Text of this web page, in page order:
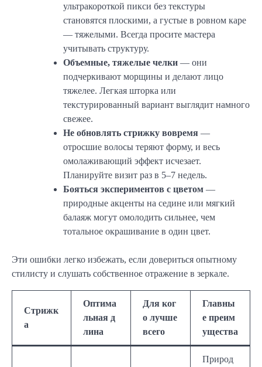
ультракороткой пикси без текстуры
становятся плоскими, а густые в ровном каре
— тяжелыми. Всегда просите мастера
учитывать структуру.
Объемные, тяжелые челки — они
подчеркивают морщины и делают лицо
тяжелее. Легкая шторка или
текстурированный вариант выглядит намного
свежее.
Не обновлять стрижку вовремя —
отросшие волосы теряют форму, и весь
омолаживающий эффект исчезает.
Планируйте визит раз в 5–7 недель.
Бояться экспериментов с цветом —
природные акценты на седине или мягкий
балаяж могут омолодить сильнее, чем
тотальное окрашивание в один цвет.
Эти ошибки легко избежать, если довериться опытному
стилисту и слушать собственное отражение в зеркале.
Стрижк
а
Оптима
льная д
лина
Для ког
о лучше
всего
Главны
е преим
ущества
Природ